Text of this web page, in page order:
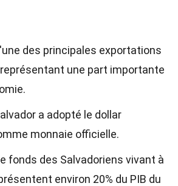
des principales exportations
représentant une part importante
a adopté le dollar
monnaie officielle.
fonds des Salvadoriens vivant à
environ 20% du PIB du